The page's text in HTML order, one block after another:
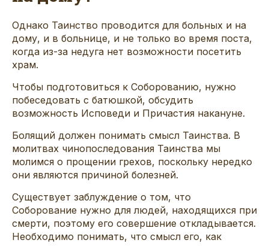
Однако Таинство проводится для больных и на
дому, и в больнице, и не только во время поста,
когда из-за недуга нет возможности посетить
храм.
Чтобы подготовиться к Соборованию, нужно
побеседовать с батюшкой, обсудить
возможность Исповеди и Причастия накануне.
Болящий должен понимать смысл Таинства. В
молитвах чинопоследования Таинства мы
молимся о прощении грехов, поскольку нередко
они являются причиной болезней.
Существует заблуждение о том, что
Соборование нужно для людей, находящихся при
смерти, поэтому его совершение откладывается.
Необходимо понимать, что смысл его, как